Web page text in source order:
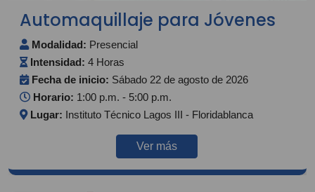
Automaquillaje para Jóvenes
Modalidad: Presencial
Intensidad: 4 Horas
Fecha de inicio: Sábado 22 de agosto de 2026
Horario: 1:00 p.m. - 5:00 p.m.
Lugar: Instituto Técnico Lagos III - Floridablanca
Ver más